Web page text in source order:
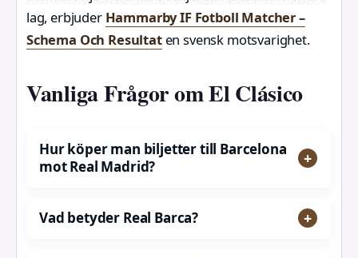
lag, erbjuder Hammarby IF Fotboll Matcher –
Schema Och Resultaten svensk motsvarighet.
Vanliga Frågor om El Clásico
Hur köper man biljetter till Barcelona
mot Real Madrid?
Vad betyder Real Barca?